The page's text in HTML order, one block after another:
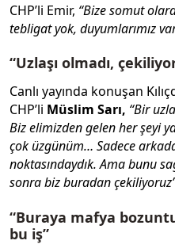
CHP’li Emir, “Bize somut
tebligat yok, duyumlarımız
“Uzlaşı olmadı,
Canlı yayında konuşan
CHP’li Müslim Sarı, “Bir
Biz elimizden gelen her şeyi
çok üzgünüm… Sadece
noktasındaydık. Ama bunu
sonra biz buradan
“Buraya mafya
bu iş”